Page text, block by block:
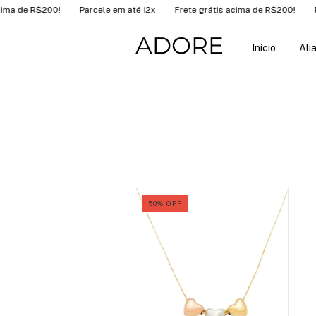
em até 12x Frete grátis acima de R$200! Parcele em até 12x
Início
50% OFF